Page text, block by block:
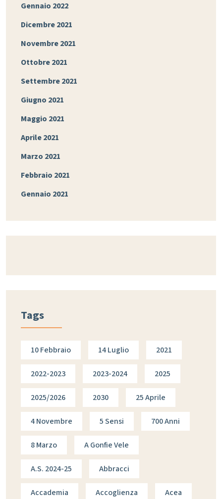
Gennaio 2022
Dicembre 2021
Novembre 2021
Ottobre 2021
Settembre 2021
Giugno 2021
Maggio 2021
Aprile 2021
Marzo 2021
Febbraio 2021
Gennaio 2021
Tags
10 Febbraio 14 Luglio 2021
2022-2023 2023-2024 2025
2025/2026 2030 25 Aprile
4 Novembre 5 Sensi 700 Anni
8 Marzo A Gonfie Vele
A.s. 2024-25 Abbracci
Accademia Accoglienza Acea